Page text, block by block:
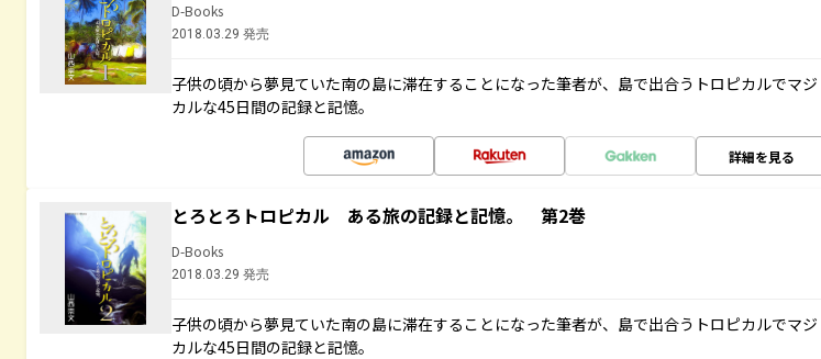
D-Books
2018.03.29 発売
子供の頃から夢見ていた南の島に滞在することになった筆者が、島で出合うトロピカルでマジ
カルな45日間の記録と記憶。
詳細を見る
とろとろトロピカル ある旅の記録と記憶。 第2巻
D-Books
2018.03.29 発売
子供の頃から夢見ていた南の島に滞在することになった筆者が、島で出合うトロピカルでマジ
カルな45日間の記録と記憶。